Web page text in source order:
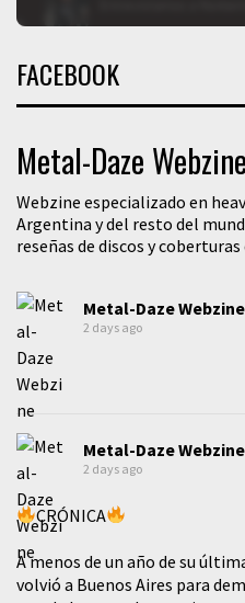
FACEBOOK
Metal-Daze Webzine
Webzine especializado en
Argentina y del resto del
reseñas de discos y coberturas
Metal-Daze Webzine
2 days ago
Metal-Daze Webzine
2 days ago
CRÓNICA
A menos de un año de su
volvió a Buenos Aires para